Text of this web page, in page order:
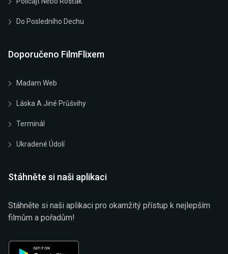
Do Posledního Dechu
Doporučeno FilmFlixem
Madam Web
Láska A Jiné Průšvihy
Terminál
Ukradené Údolí
Stáhněte si naši aplikaci
Stáhněte si naši aplikaci pro okamžitý přístup k nejlepším
filmům a pořadům!